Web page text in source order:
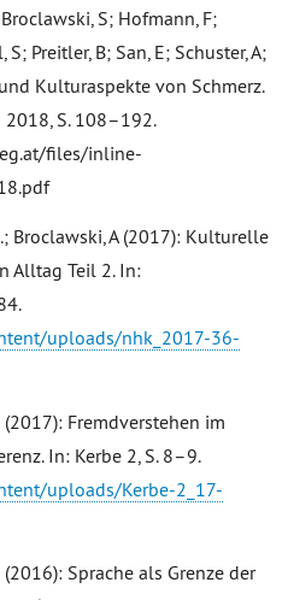
S; Hofmann, F;
Preitler, B; San, E; Schuster, A;
Kulturaspekte von Schmerz.
S. 108–192.
files/inline-
Broclawski, A (2017): Kulturelle
Alltag Teil 2. In:
uploads/nhk_2017-36-
Fremdverstehen im
In: Kerbe 2, S. 8–9.
uploads/Kerbe-2_17-
Sprache als Grenze der